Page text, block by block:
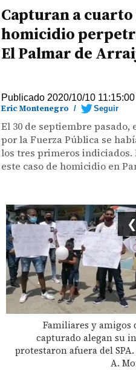
Capturan a cuarto
homicidio
El Palmar de
Publicado 2020/10/10 11:15:00
Eric Montenegro / Seguir
El 30 de septiembre
por la Fuerza Pública se
los tres primeros
este caso de homicidio en
Familiares y amigos
capturado alegan su
protestaron afuera del
A.
❮